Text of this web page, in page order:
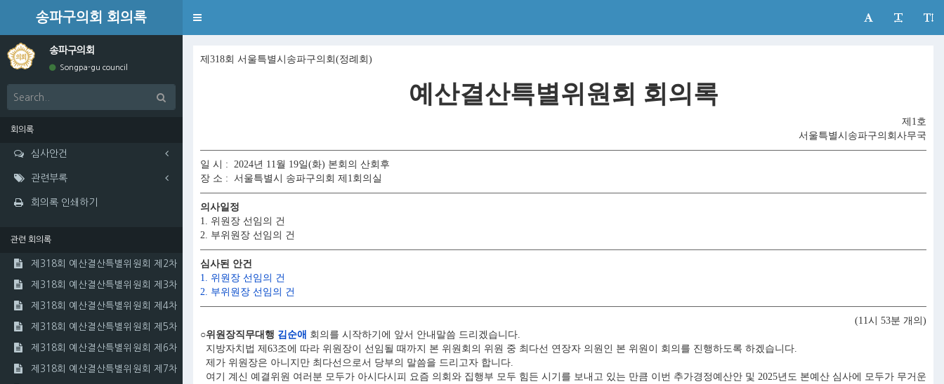
송파구의회 회의록
Toggle
송파구의회
Songpa-gu council
회의록
심사안건
관련부록
회의록 인쇄하기
관련 회의록
제318회 예산결산특별위원회 제2차
제318회 예산결산특별위원회 제3차
제318회 예산결산특별위원회 제4차
제318회 예산결산특별위원회 제5차
제318회 예산결산특별위원회 제6차
제318회 예산결산특별위원회 제7차
제318회 서울특별시송파구의회(정례회)
예산결산특별위원회 회의록
제1호
서울특별시송파구의회사무국
일 시 : 2024년 11월 19일(화) 본회의 산회후
장 소 : 서울특별시 송파구의회 제1회의실
의사일정
1. 위원장 선임의 건
2. 부위원장 선임의 건
심사된 안건
1. 위원장 선임의 건
2. 부위원장 선임의 건
(11시 53분 개의)
○위원장직무대행 김순애 회의를 시작하기에 앞서 안내말씀 드리겠습니다.
지방자치법 제63조에 따라 위원장이 선임될 때까지 본 위원회의 위원 중 최다선 연장자 의원인 본 위원이 회의를 진행하도록 하겠습니다.
제가 위원장은 아니지만 최다선으로서 당부의 말씀을 드리고자 합니다.
여기 계신 예결위원 여러분 모두가 아시다시피 요즘 의회와 집행부 모두 힘든 시기를 보내고 있는 만큼 이번 추가경정예산안 및 2025년도 본예산 심사에 모두가 무거운